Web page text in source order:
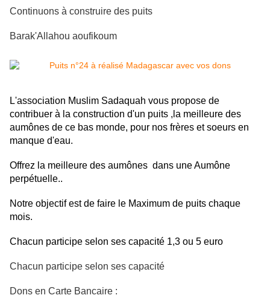
Continuons à construire des puits
Barak'Allahou aoufikoum
L'association Muslim Sadaquah vous propose de
contribuer à la construction d'un puits ,la meilleure des
aumônes de ce bas monde, pour nos frères et soeurs en
manque d'eau.
Offrez la meilleure des aumônes dans une Aumône
perpétuelle..
Notre objectif est de faire le Maximum de puits chaque
mois.
Chacun participe selon ses capacité 1,3 ou 5 euro
Chacun participe selon ses capacité
Dons en Carte Bancaire :